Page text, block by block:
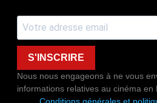
S'INSCRIRE
Nous nous engageons à ne vous
informations relatives au cinéma en